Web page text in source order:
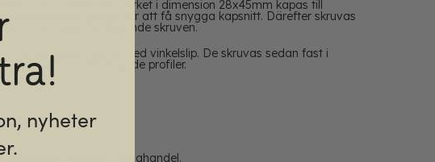
fast i stolparna. Virket i dimension 28x45mm kapas till
med gersåg för att få snygga kapsnitt. Därefter skruvas
med den medföljande skruven.
profiler kapas dessa med vinkelslip. De skruvas sedan fast i
av ett beslag för kapade profiler.
på;
köps separat i bygghandel.
nyheter